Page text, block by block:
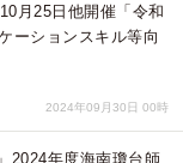
月25日他開催「令和
ーションスキル等向
2024年09月30日 00時
2024年度海南瓊台師